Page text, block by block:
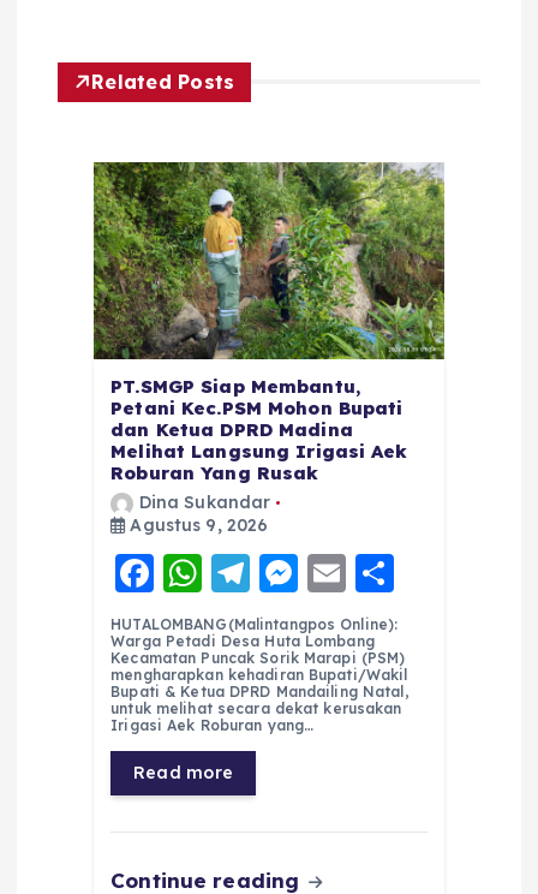
Related Posts
PT.SMGP Siap Membantu,
Petani Kec.PSM Mohon Bupati
dan Ketua DPRD Madina
Melihat Langsung Irigasi Aek
Roburan Yang Rusak
Dina Sukandar
Agustus 9, 2026
F
a
c
e
b
o
o
k
W
h
a
ts
A
p
p
T
el
e
g
r
a
m
M
e
ss
e
n
E
m
ai
l
h
a
re
HUTALOMBANG(Malintangpos Online):
Warga Petadi Desa Huta Lombang
Kecamatan Puncak Sorik Marapi (PSM)
mengharapkan kehadiran Bupati/Wakil
Bupati & Ketua DPRD Mandailing Natal,
untuk melihat secara dekat kerusakan
Irigasi Aek Roburan yang…
Read more
Continue reading